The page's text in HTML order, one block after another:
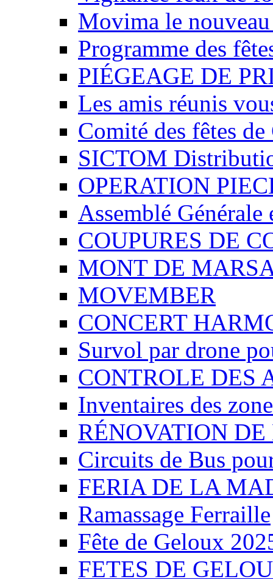
Movima le
Programme des
PIÉGEAGE DE
Les amis réunis
Comité des fêtes de
SICTOM
OPERATION
Assemblé Générale
COUPURES DE
MONT DE
MOVEMBER
CONCERT
Survol par drone
CONTROLE DES
Inventaires des
RÉNOVATION
Circuits de Bus
FERIA DE LA
Ramassage Ferraille
Fête de Geloux
FETES DE